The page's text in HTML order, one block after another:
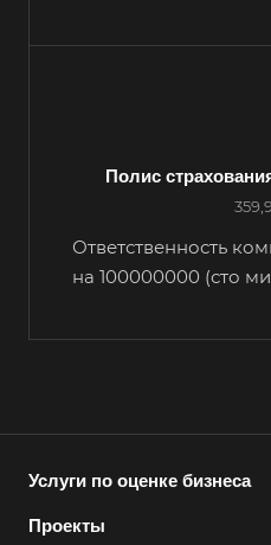
Полис
Ответственность
на 100000000 (сто
Услуги по оценке бизнеса
Проекты
Абдулино
Азов
Аксай
Ангарск
Анжеро-Судженск